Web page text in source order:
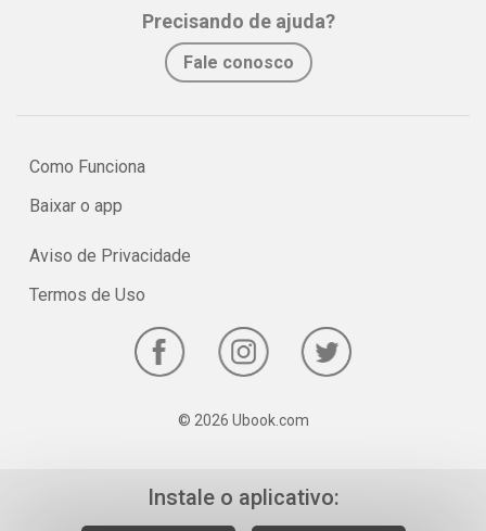
Precisando de ajuda?
Fale conosco
Como Funciona
Baixar o app
Aviso de Privacidade
Termos de Uso
© 2026 Ubook.com
Instale o aplicativo: